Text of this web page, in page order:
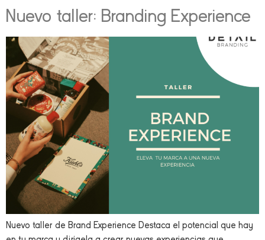
Nuevo taller: Branding Experience
Nuevo taller de Brand Experience Destaca el potencial que hay